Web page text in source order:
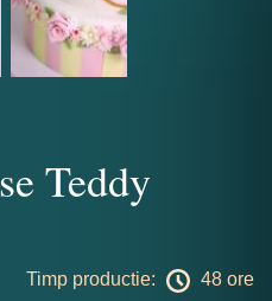
Teddy
Timp productie: 48 ore